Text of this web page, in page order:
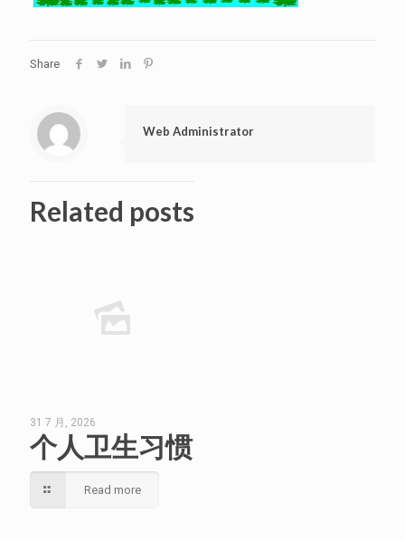
Share
Web Administrator
Related posts
31 7 月, 2026
个人卫生习惯
Read more